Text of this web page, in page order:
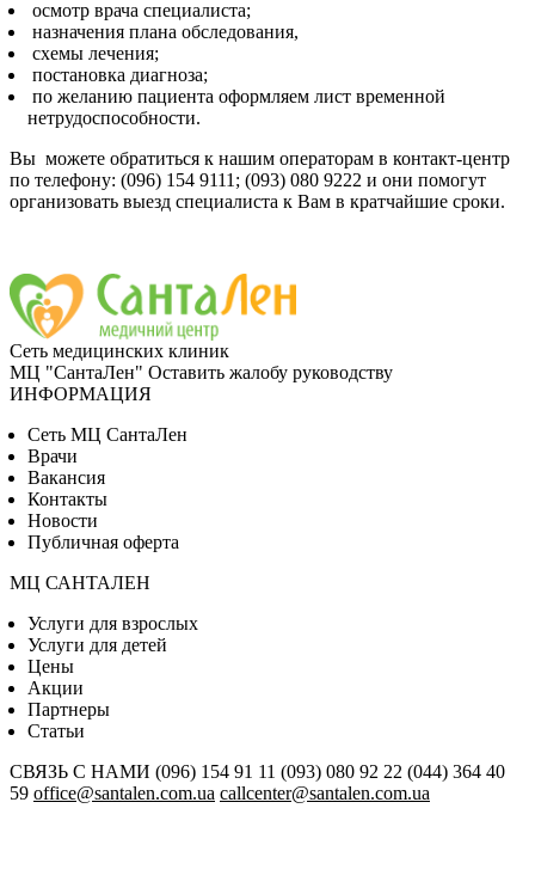
осмотр врача специалиста;
назначения плана обследования,
схемы лечения;
постановка диагноза;
по желанию пациента оформляем лист временной
нетрудоспособности.
Вы можете обратиться к нашим операторам в контакт-центр
по телефону: (096) 154 9111; (093) 080 9222 и они помогут
организовать выезд специалиста к Вам в кратчайшие сроки.
Сеть медицинских клиник
МЦ "СантаЛен" Оставить жалобу руководству
ИНФОРМАЦИЯ
Сеть МЦ СантаЛен
Врачи
Вакансия
Контакты
Новости
Публичная оферта
МЦ САНТАЛЕН
Услуги для взрослых
Услуги для детей
Цены
Акции
Партнеры
Статьи
СВЯЗЬ С НАМИ (096) 154 91 11 (093) 080 92 22 (044) 364 40
59 office@santalen.com.ua callcenter@santalen.com.ua